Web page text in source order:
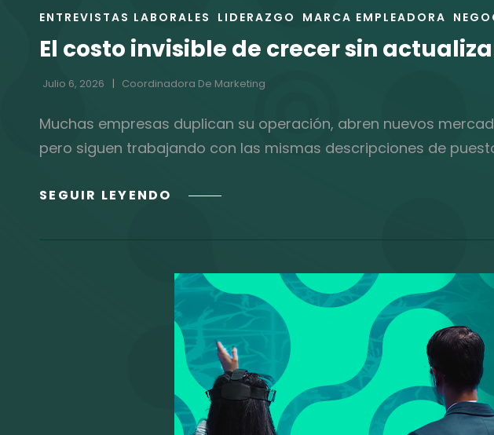
ENLACES
LAS
ENTREVISTAS LABORALES LIDERAZGO MARCA EMPLEADORA
El costo invisible de crecer sin
Julio 6, 2026 Coordinadora De Marketing
Muchas empresas duplican su operación, abren nuevos
pero siguen trabajando con las mismas descripciones de
SEGUIR LEYENDO
CRECER
SIN
ACTUALIZAR
LA
ARQUITECTURA
DE
TU
TALENTO